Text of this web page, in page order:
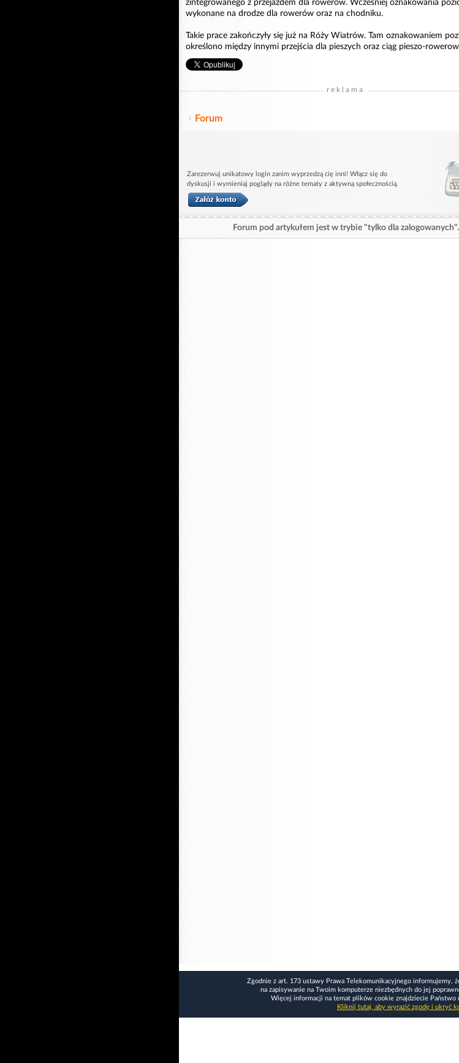
zintegrowanego z przejazdem dla rowerów. Wcześniej oznakowania
wykonane na drodze dla rowerów oraz na chodniku.
Takie prace zakończyły się już na Róży Wiatrów. Tam oznakowaniem
określono między innymi przejścia dla pieszych oraz ciąg pieszo-
reklama
Forum
Zarezerwuj unikatowy login zanim wyprzedzą cię inni! Włącz się do
dyskusji i wymieniaj poglądy na różne tematy z aktywną społecznością.
Forum pod artykułem jest w trybie "tylko dla zalogowanych".
Zgodnie z art. 173 ustawy Prawa Telekomunikacyjnego informujemy,
na zapisywanie na Twoim komputerze niezbędnych do jej
Więcej informacji na temat plików cookie znajdziecie Państwo
Kliknij tutaj, aby wyrazić zgodę i ukryć